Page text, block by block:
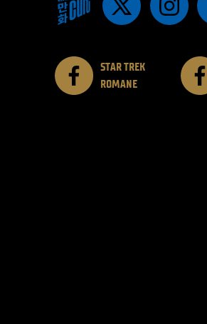
STAR TREK
ROMANE